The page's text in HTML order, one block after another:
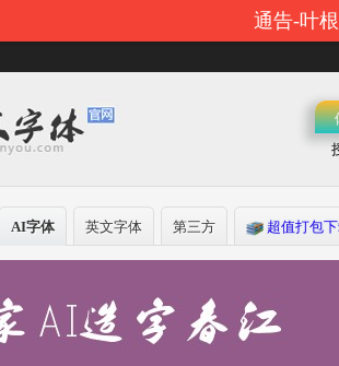
通告-叶
AI字体 英文字体 第三方 超值打包